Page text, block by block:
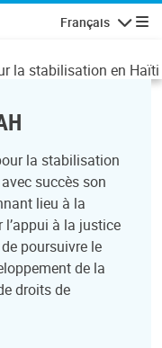
Français
la stabilisation en Haïti
la stabilisation
succès son
lieu à la
à la justice
poursuivre le
de la
droits de